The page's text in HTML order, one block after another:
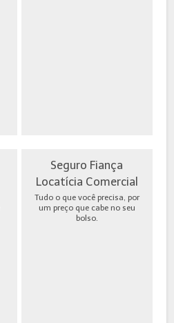
Seguro Fiança
Locatícia Comercial
Tudo o que você precisa, por
um preço que cabe no seu
bolso.